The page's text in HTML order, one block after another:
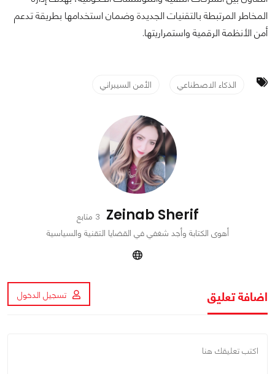
المخاطر المرتبطة بالتقنيات الجديدة وضمان استخدامها بطريقة تدعم
أمن الأنظمة الرقمية واستمراريتها.
الذكاء الاصطناعي الأمن السيبراني
Zeinab Sherif 3 متابع
أهوى الكتابة وأجد شغفي في القضايا التقنية والسياسية
اضافة تعليق تسجيل الدخول